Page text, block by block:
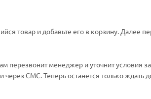
товар и добавьте его в корзину. Далее
менеджер и уточнит условия
СМС. Теперь останется только ждать